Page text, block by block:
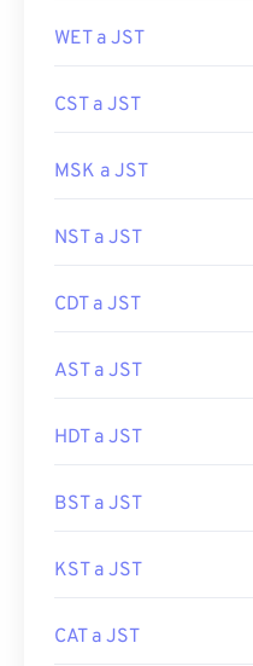
WET a JST
CST a JST
MSK a JST
NST a JST
CDT a JST
AST a JST
HDT a JST
BST a JST
KST a JST
CAT a JST